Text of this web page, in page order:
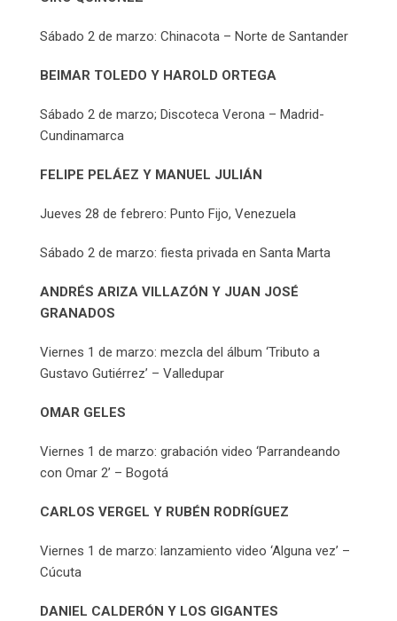
Sábado 2 de marzo: Chinacota – Norte de Santander
BEIMAR TOLEDO Y HAROLD ORTEGA
Sábado 2 de marzo; Discoteca Verona – Madrid-
Cundinamarca
FELIPE PELÁEZ Y MANUEL JULIÁN
Jueves 28 de febrero: Punto Fijo, Venezuela
Sábado 2 de marzo: fiesta privada en Santa Marta
ANDRÉS ARIZA VILLAZÓN Y JUAN JOSÉ
GRANADOS
Viernes 1 de marzo: mezcla del álbum ‘Tributo a
Gustavo Gutiérrez’ – Valledupar
OMAR GELES
Viernes 1 de marzo: grabación video ‘Parrandeando
con Omar 2’ – Bogotá
CARLOS VERGEL Y RUBÉN RODRÍGUEZ
Viernes 1 de marzo: lanzamiento video ‘Alguna vez’ –
Cúcuta
DANIEL CALDERÓN Y LOS GIGANTES